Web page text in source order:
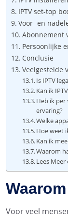
IPTV set-top
Voor- en
Abonnement
Persoonlijke
Conclusie
Veelgestelde
Is IPTV
Kan ik
Heb ik per
ervaring?
Welke
Hoe weet
Kan ik
Waarom
Lees Meer
Voor veel